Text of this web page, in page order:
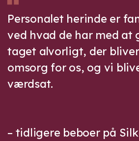
Personalet herinde er
ved hvad de har med at
taget alvorligt, der
omsorg for os, og vi
værdsat.
– tidligere beboer på